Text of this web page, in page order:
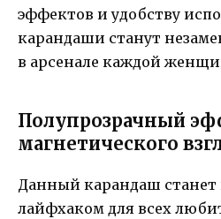
эффектов и удобству
карандаши станут
в арсенале каждой
Полупрозрачный
магнетического
Данный карандаш
лайфхаком для всех